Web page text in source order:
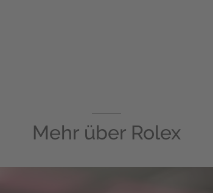
Mehr über Rolex